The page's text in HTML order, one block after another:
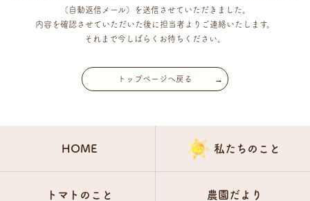
（自動返信メール）を送信させていただきました。
内容を確認させていただいた後に担当者よりご連絡いたします。
それまで今しばらくお待ちください。
トップページへ戻る
HOME 私たちのこと
トマトのこと 農園だより